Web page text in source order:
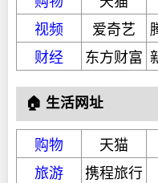
视频
爱奇艺
财经
东方财富
🏠 生活网址
购物 天猫
旅游
携程旅行